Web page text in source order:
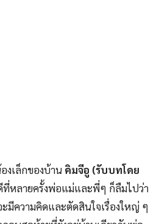
งเล็กของบ้าน คิมจีอู (รับบทโดย
หลายครั้งพ่อแม่และพี่ๆ ก็ลืมไปว่า
มีความคิดและตัดสินใจเรื่องใหญ่ ๆ